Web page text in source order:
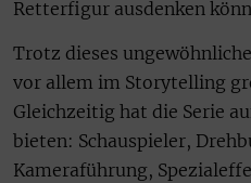
Retterfigur ausdenken
Trotz dieses
vor allem im Storytelling
Gleichzeitig hat die Serie
bieten: Schauspieler,
Kameraführung,